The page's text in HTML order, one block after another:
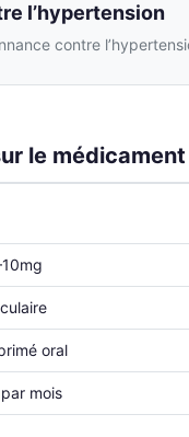
l’hypertension
contre
le médicament
oral
mois